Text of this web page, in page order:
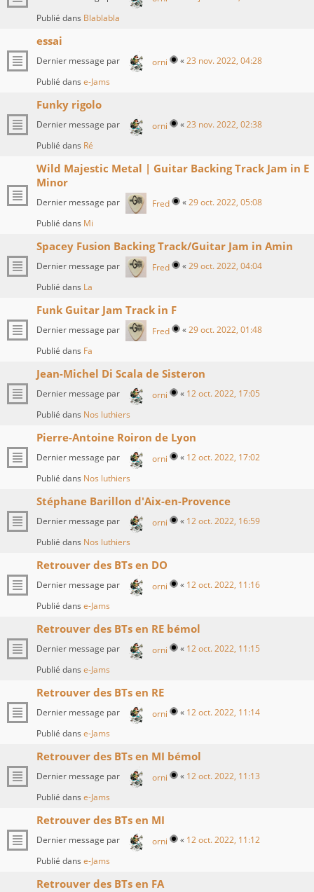
Publié dans Blablabla
essai
Dernier message par orni «23 nov. 2022, 04:28
Publié dans e-Jams
Funky rigolo
Dernier message par orni «23 nov. 2022, 02:38
Publié dans Ré
Wild Majestic Metal | Guitar Backing Track Jam in E
Minor
Dernier message par Fred «29 oct. 2022, 05:08
Publié dans Mi
Spacey Fusion Backing Track/Guitar Jam in Amin
Dernier message par Fred «29 oct. 2022, 04:04
Publié dans La
Funk Guitar Jam Track in F
Dernier message par Fred «29 oct. 2022, 01:48
Publié dans Fa
Jean-Michel Di Scala de Sisteron
Dernier message par orni « 12 oct. 2022, 17:05
Publié dans Nos luthiers
Pierre-Antoine Roiron de Lyon
Dernier message par orni « 12 oct. 2022, 17:02
Publié dans Nos luthiers
Stéphane Barillon d'Aix-en-Provence
Dernier message par orni « 12 oct. 2022, 16:59
Publié dans Nos luthiers
Retrouver des BTs en DO
Dernier message par orni « 12 oct. 2022, 11:16
Publié dans e-Jams
Retrouver des BTs en RE bémol
Dernier message par orni « 12 oct. 2022, 11:15
Publié dans e-Jams
Retrouver des BTs en RE
Dernier message par orni « 12 oct. 2022, 11:14
Publié dans e-Jams
Retrouver des BTs en MI bémol
Dernier message par orni « 12 oct. 2022, 11:13
Publié dans e-Jams
Retrouver des BTs en MI
Dernier message par orni « 12 oct. 2022, 11:12
Publié dans e-Jams
Retrouver des BTs en FA